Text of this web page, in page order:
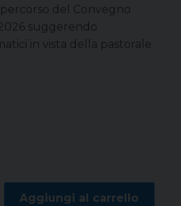
del Convegno
suggerendo
in vista della pastorale
Aggiungi al carrello